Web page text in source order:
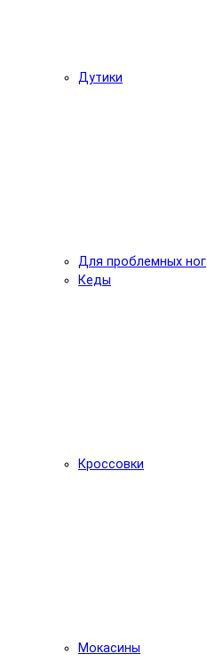
Дутики
Для проблемных ног
Кеды
Кроссовки
Мокасины